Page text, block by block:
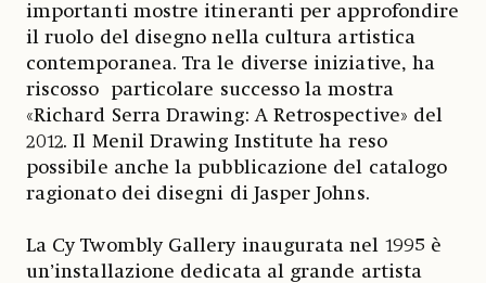
importanti mostre itineranti per approfondire
il ruolo del disegno nella cultura artistica
contemporanea. Tra le diverse iniziative, ha
riscosso particolare successo la mostra
«Richard Serra Drawing: A Retrospective» del
2012. Il Menil Drawing Institute ha reso
possibile anche la pubblicazione del catalogo
ragionato dei disegni di Jasper Johns.
La Cy Twombly Gallery inaugurata nel 1995 è
un’installazione dedicata al grande artista